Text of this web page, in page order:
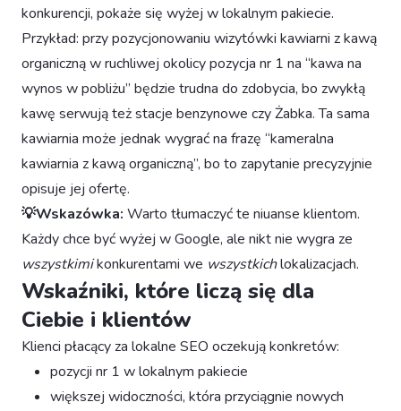
konkurencji, pokaże się wyżej w lokalnym pakiecie.
Przykład: przy pozycjonowaniu wizytówki kawiarni z kawą
organiczną w ruchliwej okolicy pozycja nr 1 na “kawa na
wynos w pobliżu” będzie trudna do zdobycia, bo zwykłą
kawę serwują też stacje benzynowe czy Żabka. Ta sama
kawiarnia może jednak wygrać na frazę “kameralna
kawiarnia z kawą organiczną”, bo to zapytanie precyzyjnie
opisuje jej ofertę.
💡Wskazówka: Warto tłumaczyć te niuanse klientom.
Każdy chce być wyżej w Google, ale nikt nie wygra ze
wszystkimikonkurentami we wszystkichlokalizacjach.
Wskaźniki, które liczą się dla
Ciebie i klientów
Klienci płacący za lokalne SEO oczekują konkretów:
pozycji nr 1 w lokalnym pakiecie
większej widoczności, która przyciągnie nowych